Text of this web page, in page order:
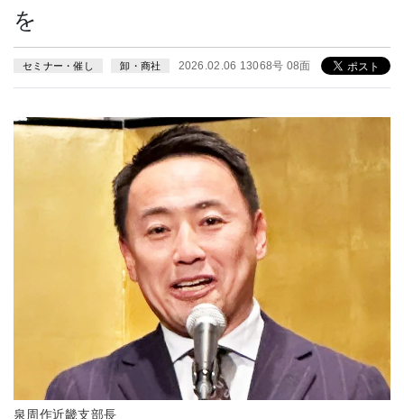
を
セミナー・催し 卸・商社 2026.02.06 13068号 08面
泉周作近畿支部長